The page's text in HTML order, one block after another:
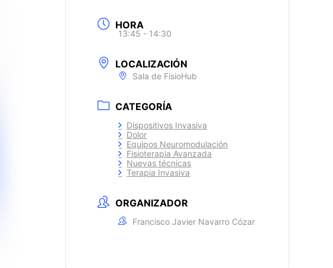
HORA
13:45 - 14:30
LOCALIZACIÓN
Sala de FisioHub
CATEGORÍA
Dispositivos Invasiva
Dolor
Equipos Neuromodulación
Fisioterapia Avanzada
Nuevas técnicas
Terapia Invasiva
ORGANIZADOR
Francisco Javier Navarro Cózar